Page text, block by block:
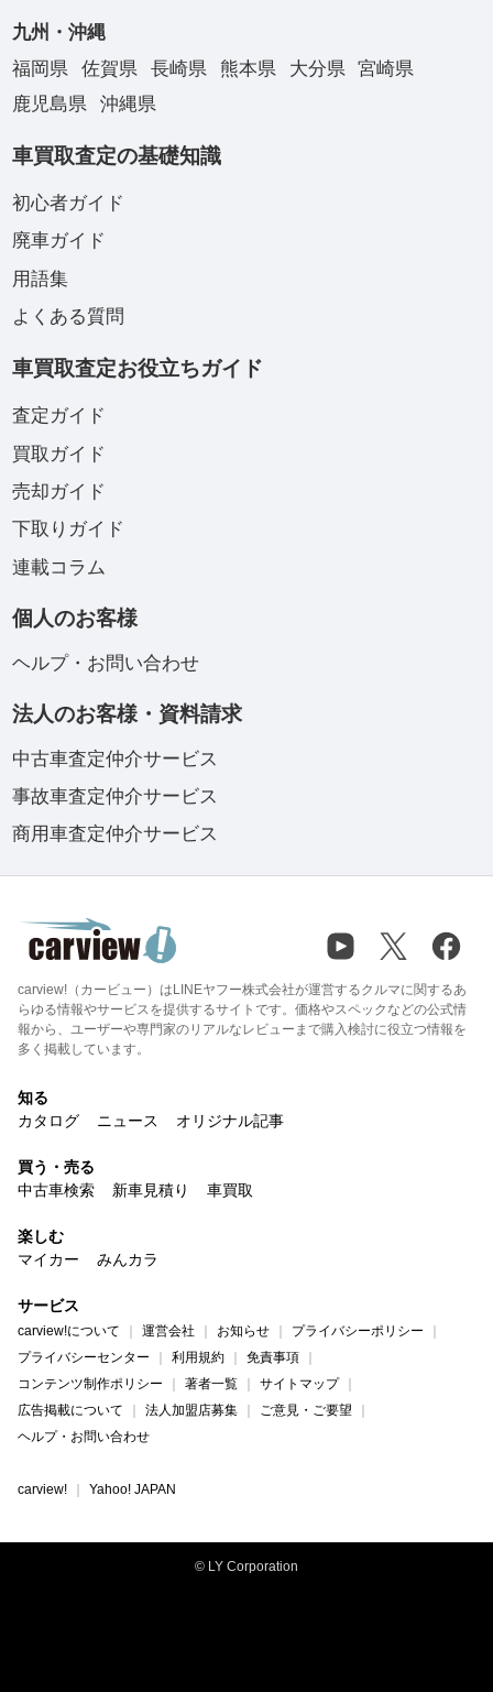
九州・沖縄
福岡県
佐賀県 長崎県 熊本県 大分県
宮崎県
鹿児島県
沖縄県
車買取査定の基礎知識
初心者ガイド
廃車ガイド
用語集
よくある質問
車買取査定お役立ちガイド
査定ガイド
買取ガイド
売却ガイド
下取りガイド
連載コラム
個人のお客様
ヘルプ・お問い合わせ
法人のお客様・資料請求
中古車査定仲介サービス
事故車査定仲介サービス
商用車査定仲介サービス
carview!（カービュー）はLINEヤフー株式会社が運営するクルマに関するあ
らゆる情報やサービスを提供するサイトです。価格やスペックなどの公式情
報から、ユーザーや専門家のリアルなレビューまで購入検討に役立つ情報を
多く掲載しています。
知る
カタログ
ニュース オリジナル記事
買う・売る
中古車検索
新車見積り 車買取
楽しむ
マイカー
みんカラ
サービス
carview!について 運営会社 お知らせ
プライバシーポリシー
プライバシーセンター
利用規約
免責事項
コンテンツ制作ポリシー
著者一覧
サイトマップ
広告掲載について
法人加盟店募集
ご意見・ご要望
ヘルプ・お問い合わせ
carview! Yahoo! JAPAN
© LY Corporation